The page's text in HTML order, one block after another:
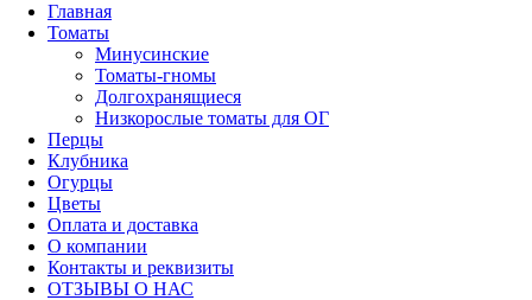
Главная
Томаты
Минусинские
Томаты-гномы
Долгохранящиеся
Низкорослые томаты для ОГ
Перцы
Клубника
Огурцы
Цветы
Оплата и доставка
О компании
Контакты и реквизиты
ОТЗЫВЫ О НАС